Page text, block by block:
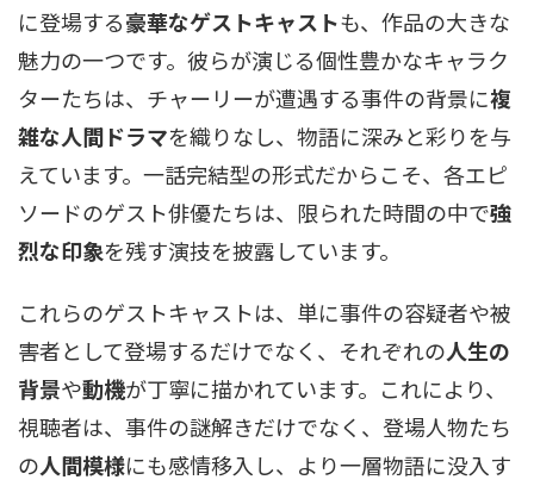
に登場する豪華なゲストキャストも、作品の大きな
魅力の一つです。彼らが演じる個性豊かなキャラク
ターたちは、チャーリーが遭遇する事件の背景に複
雑な人間ドラマを織りなし、物語に深みと彩りを与
えています。一話完結型の形式だからこそ、各エピ
ソードのゲスト俳優たちは、限られた時間の中で強
烈な印象を残す演技を披露しています。
これらのゲストキャストは、単に事件の容疑者や被
害者として登場するだけでなく、それぞれの人生の
背景や動機が丁寧に描かれています。これにより、
視聴者は、事件の謎解きだけでなく、登場人物たち
の人間模様にも感情移入し、より一層物語に没入す